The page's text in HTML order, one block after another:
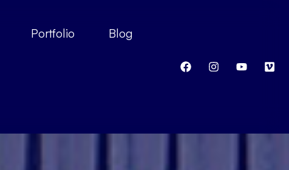
Portfolio Blog